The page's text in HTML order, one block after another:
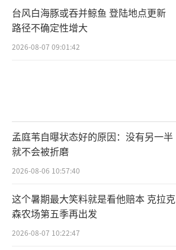
台风白海豚或吞并鲸鱼 登陆地点更新
路径不确定性增大
2026-08-07 09:01:42
孟庭苇自曝状态好的原因：没有另一半
就不会被折磨
2026-08-06 10:57:40
这个暑期最大笑料就是看他赔本 克拉克
森农场第五季再出发
2026-08-07 10:22:47